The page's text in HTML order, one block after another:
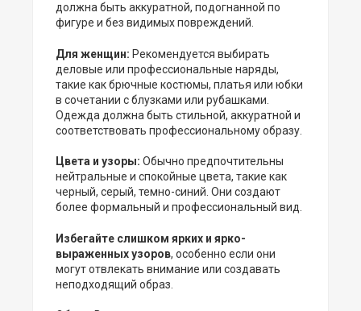
должна быть аккуратной, подогнанной по
фигуре и без видимых повреждений.
Для женщин: Рекомендуется выбирать
деловые или профессиональные наряды,
такие как брючные костюмы, платья или юбки
в сочетании с блузками или рубашками.
Одежда должна быть стильной, аккуратной и
соответствовать профессиональному образу.
Цвета и узоры: Обычно предпочтительны
нейтральные и спокойные цвета, такие как
черный, серый, темно-синий. Они создают
более формальный и профессиональный вид.
Избегайте слишком ярких и ярко-
выраженных узоров, особенно если они
могут отвлекать внимание или создавать
неподходящий образ.